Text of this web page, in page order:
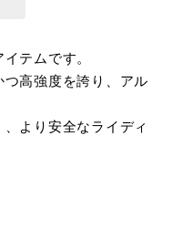
テムです。
高強度を誇り、アル
より安全なライディ